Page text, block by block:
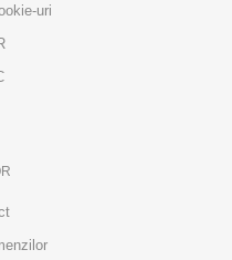
uri